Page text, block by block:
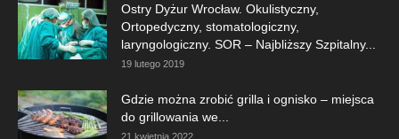
Ostry Dyżur Wrocław. Okulistyczny,
Ortopedyczny, stomatologiczny,
laryngologiczny. SOR – Najbliższy Szpitalny...
19 lutego 2019
Gdzie można zrobić grilla i ognisko – miejsca
do grillowania we...
21 kwietnia 2022